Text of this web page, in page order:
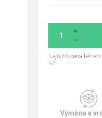
Nejnižší cena
Kč
Výměna a